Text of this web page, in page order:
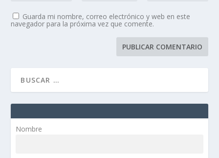
Guarda mi nombre, correo electrónico y web en este
navegador para la próxima vez que comente.
Nombre